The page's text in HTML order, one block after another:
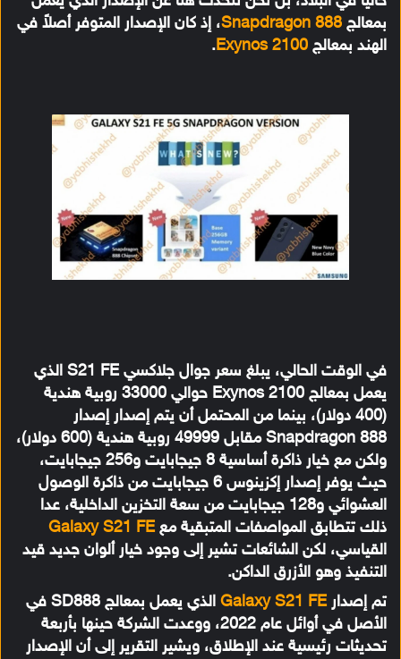
بمعالج Snapdragon 888، إذ كان الإصدار المتوفر أصلاً في
الهند بمعالج Exynos 2100
.
في الوقت الحالي، يبلغ سعر جوال جلاكسي S21 FE الذي
يعمل بمعالج Exynos 2100 حوالي 33000 روبية هندية
(400 دولار)، بينما من المحتمل أن يتم إصدار إصدار
Snapdragon 888 مقابل 49999 روبية هندية (600 دولار)،
ولكن مع خيار ذاكرة أساسية 8 جيجابايت و256 جيجابايت،
حيث يوفر إصدار إكزينوس 6 جيجابايت من ذاكرة الوصول
العشوائي و128 جيجابايت من سعة التخزين الداخلية، عدا
ذلك تتطابق المواصفات المتبقية مع Galaxy S21 FE
القياسي، لكن الشائعات تشير إلى وجود خيار ألوان جديد قيد
التنفيذ وهو الأزرق الداكن.
تم إصدار Galaxy S21 FE
الذي يعمل بمعالج SD888 في
الأصل في أوائل عام 2022، ووعدت الشركة حينها بأربعة
تحديثات رئيسية عند الإطلاق، ويشير التقرير إلى أن الإصدار